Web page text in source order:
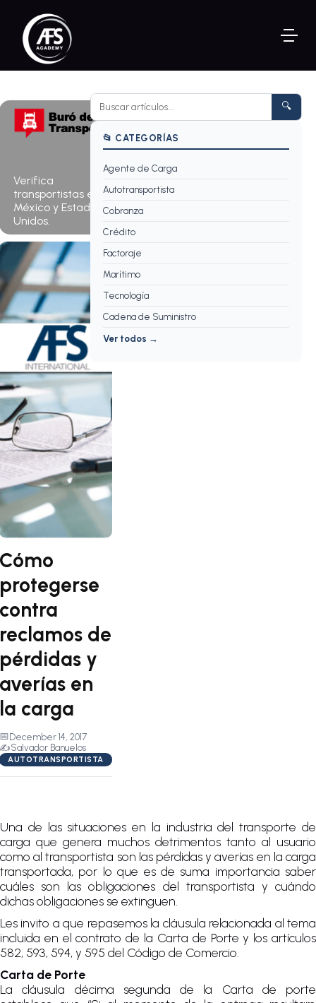
📅December 14, 2017
✍️Salvador Banuelos
AUTOTRANSPORTISTA
Verifica
transportistas en
México y Estados
Unidos.
Cómo
protegerse
contra
reclamos de
pérdidas y
averías en
la carga
🔍
📂 CATEGORÍAS
Agente de Carga
Autotransportista
Cobranza
Crédito
Factoraje
Marítimo
Tecnología
Cadena de Suministro
Ver todos →
Una de las situaciones en la industria del transporte de
carga que genera muchos detrimentos tanto al usuario
como al transportista son las pérdidas y averías en la carga
transportada, por lo que es de suma importancia saber
cuáles son las obligaciones del transportista y cuándo
dichas obligaciones se extinguen.
Les invito a que repasemos la cláusula relacionada al tema
incluida en el contrato de la Carta de Porte y los artículos
582, 593, 594, y 595 del Código de Comercio.
Carta de Porte
La cláusula décima segunda de la Carta de porte